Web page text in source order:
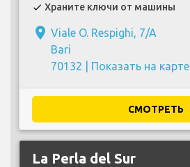
check Храните ключи от машины
place Viale O. Respighi, 7/A
Bari
70132 | Показать на карте
СМОТРЕТЬ
La Perla del Sur